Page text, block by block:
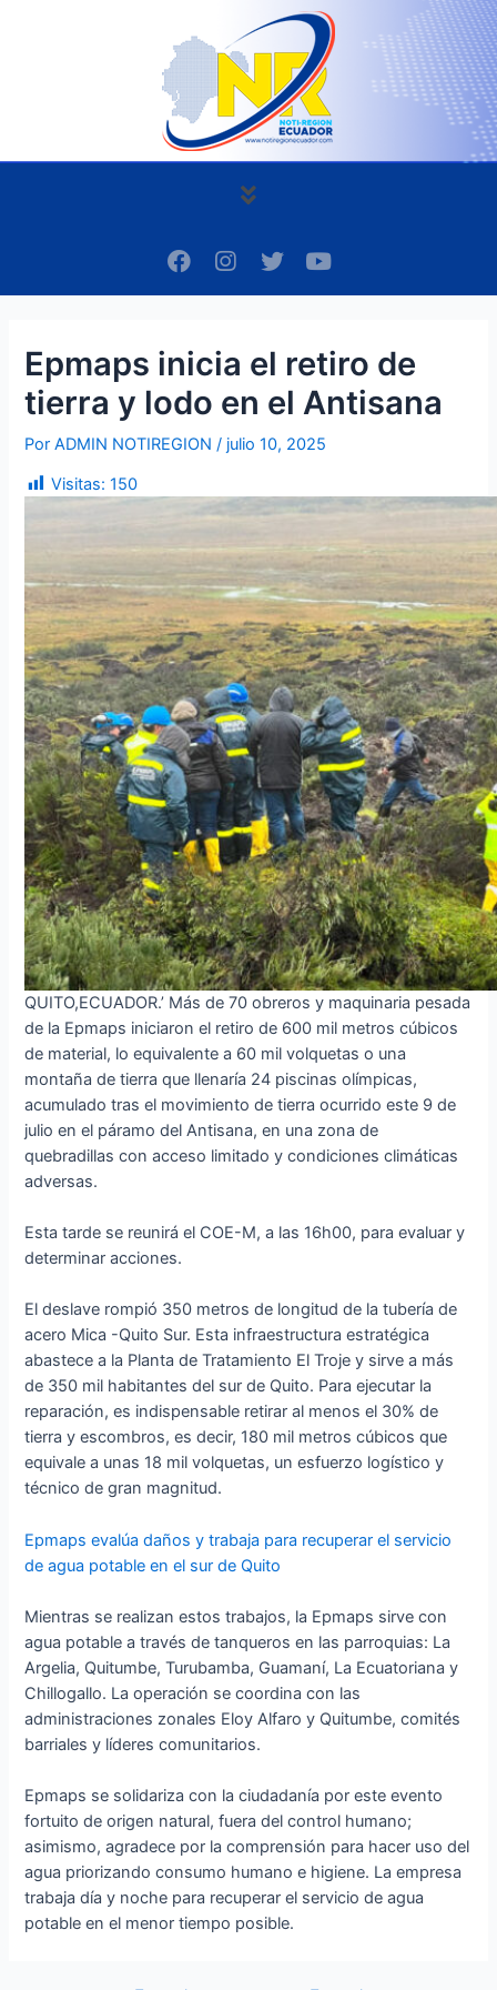
Menú
F
a
c
o
o
k
I
n
s
g
a
m
T
w
i
Y
o
u
b
e
Epmaps inicia el retiro de
tierra y lodo en el Antisana
PorADMIN NOTIREGION/ julio 10, 2025
Visitas: 150
QUITO,ECUADOR.’ Más de 70 obreros y maquinaria pesada
de la Epmaps iniciaron el retiro de 600 mil metros cúbicos
de material, lo equivalente a 60 mil volquetas o una
montaña de tierra que llenaría 24 piscinas olímpicas,
acumulado tras el movimiento de tierra ocurrido este 9 de
julio en el páramo del Antisana, en una zona de
quebradillas con acceso limitado y condiciones climáticas
adversas.
Esta tarde se reunirá el COE-M, a las 16h00, para evaluar y
determinar acciones.
El deslave rompió 350 metros de longitud de la tubería de
acero Mica -Quito Sur. Esta infraestructura estratégica
abastece a la Planta de Tratamiento El Troje y sirve a más
de 350 mil habitantes del sur de Quito. Para ejecutar la
reparación, es indispensable retirar al menos el 30% de
tierra y escombros, es decir, 180 mil metros cúbicos que
equivale a unas 18 mil volquetas, un esfuerzo logístico y
técnico de gran magnitud.
Epmaps evalúa daños y trabaja para recuperar el servicio
de agua potable en el sur de Quito
Mientras se realizan estos trabajos, la Epmaps sirve con
agua potable a través de tanqueros en las parroquias: La
Argelia, Quitumbe, Turubamba, Guamaní, La Ecuatoriana y
Chillogallo. La operación se coordina con las
administraciones zonales Eloy Alfaro y Quitumbe, comités
barriales y líderes comunitarios.
Epmaps se solidariza con la ciudadanía por este evento
fortuito de origen natural, fuera del control humano;
asimismo, agradece por la comprensión para hacer uso del
agua priorizando consumo humano e higiene. La empresa
trabaja día y noche para recuperar el servicio de agua
potable en el menor tiempo posible.